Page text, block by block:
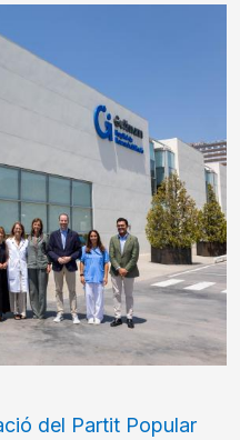
del Partit Popular